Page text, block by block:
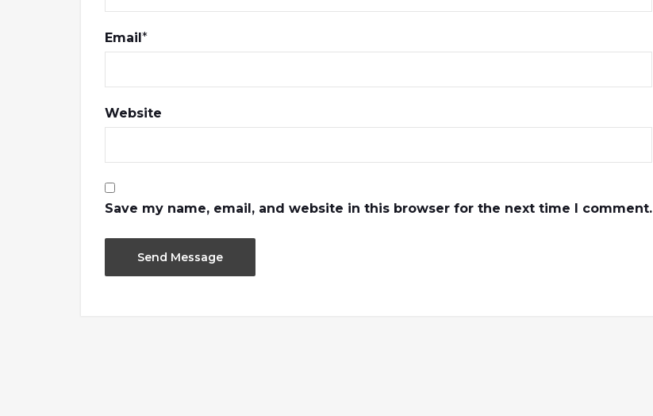
Email*
Website
Save my name, email, and website in this browser for the next time I comment.